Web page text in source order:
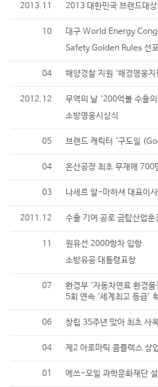
2013.11 2013 대한민국 브랜드대
10
대구 World Energy
Safety Golden Rules 선
04 해양경찰 지원 ‘해경영웅지
2012.12
무역의 날 ‘200억불 수출
소방영웅시상식
05 브랜드 캐릭터 ‘구도일
04 온산공장 최초 무재해 700
03 나세르 알-마하셔 대표이
2011.12 수출 기여 공로 금탑산업훈
11
원유선 2000항차 입항
소방유공 대통령표창
07
환경부 ‘자동차연료 환경
5회 연속 ‘세계최고 등급’
06 창립 35주년 맞아 최초 사
04 제2 아로마틱 콤플렉스 상
01 에쓰-오일 과학문화재단